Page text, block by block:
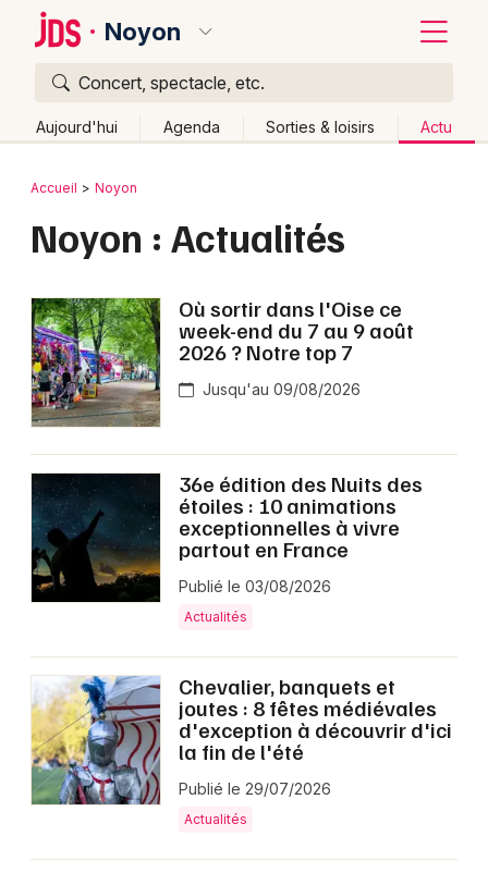
Noyon
Concert, spectacle, etc.
Aujourd'hui Agenda Sorties & loisirs Actu
Publier un événement
Grands événements
Activité & Expérience
Manifestations
Foires & salons
Spectacles
Concerts
Soirées
Sorties famille
Expos
Bordeaux
Lille
Lyon
Marseille
Mulhouse
Montpellier
Nantes
Nice
Strasbourg
Toulouse
Toutes les villes
Retour
Accueil Noyon
Noyon : Actualités
Où sortir dans l'Oise ce
week-end du 7 au 9 août
2026 ? Notre top 7
Jusqu'au 09/08/2026
36e édition des Nuits des
étoiles : 10 animations
exceptionnelles à vivre
partout en France
Publié le 03/08/2026
Actualités
Chevalier, banquets et
joutes : 8 fêtes médiévales
d'exception à découvrir d'ici
la fin de l'été
Publié le 29/07/2026
Actualités
Quoi ?
Où ?
Près de moi
Changer de lieu
Aujourd'hui
Demain Ce week-end Autre